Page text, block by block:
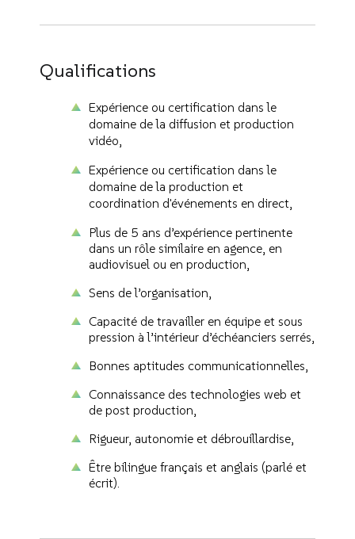
Qualifications
Expérience ou certification dans le
domaine de la diffusion et production
vidéo,
Expérience ou certification dans le
domaine de la production et
coordination d'événements en direct,
Plus de 5 ans d’expérience pertinente
dans un rôle similaire en agence, en
audiovisuel ou en production,
Sens de l’organisation,
Capacité de travailler en équipe et sous
pression à l’intérieur d’échéanciers serrés,
Bonnes aptitudes communicationnelles,
Connaissance des technologies web et
de post production,
Rigueur, autonomie et débrouillardise,
Être bilingue français et anglais (parlé et
écrit).